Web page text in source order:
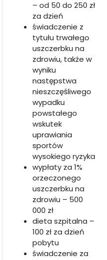
– od 50 do 250 zł
za dzień
świadczenie z
tytułu trwałego
uszczerbku na
zdrowiu, także w
wyniku
następstwa
nieszczęśliwego
wypadku
powstałego
wskutek
uprawiania
sportów
wysokiego ryzyka
wypłaty za 1%
orzeczonego
uszczerbku na
zdrowiu – 500
000 zł
dieta szpitalna –
100 zł za dzień
pobytu
świadczenie za